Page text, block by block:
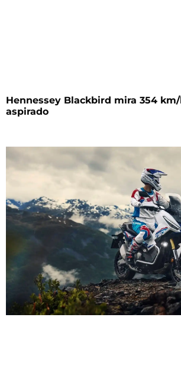
Hennessey Blackbird mira 354
aspirado